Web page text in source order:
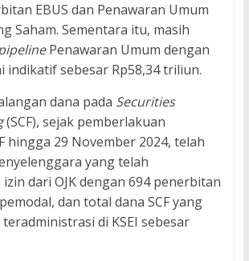
EBUS dan Penawaran Umum
Saham. Sementara itu, masih
Penawaran Umum dengan
indikatif sebesar Rp58,34 triliun.
dana pada Securities
(SCF), sejak pemberlakuan
hingga 29 November 2024, telah
yang telah
dari OJK dengan 694 penerbitan
dan total dana SCF yang
di KSEI sebesar